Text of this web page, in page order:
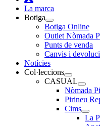
La marca
Botiga
Botiga Online
Outlet Nòmada
Punts de venda
Canvis i
Notícies
Col·leccions
CASUAL
Nòmada
Pirineu
Cims
La